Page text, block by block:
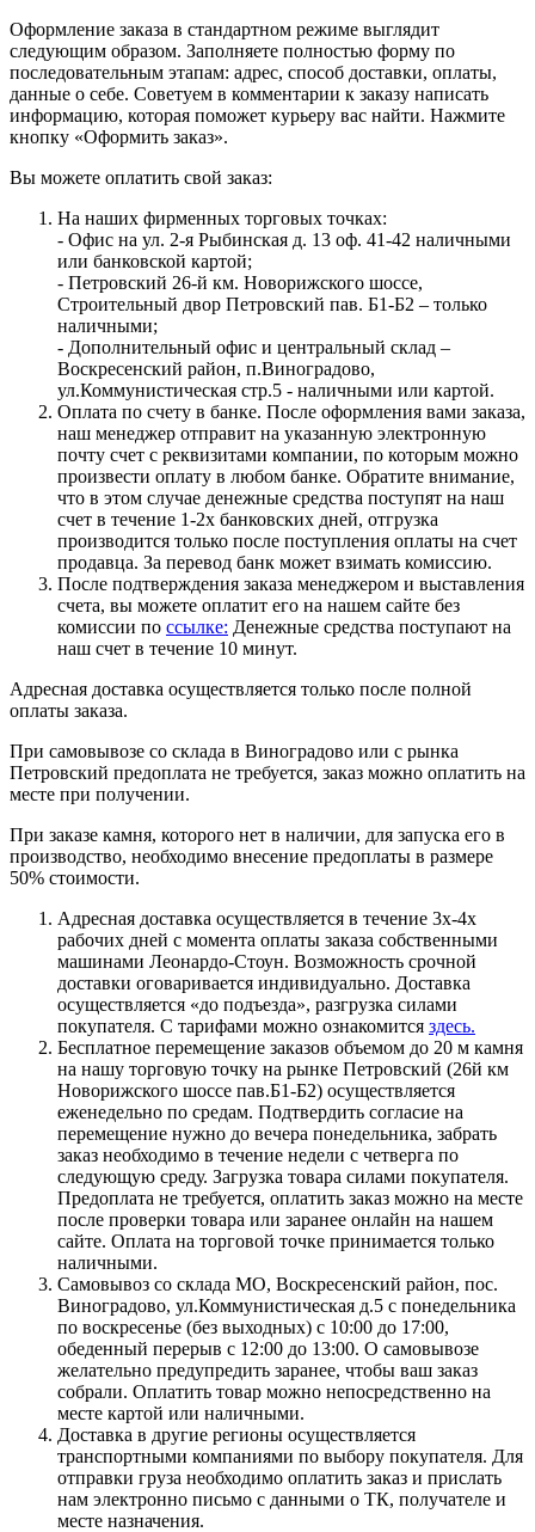
Оформление заказа в стандартном режиме выглядит
следующим образом. Заполняете полностью форму по
последовательным этапам: адрес, способ доставки, оплаты,
данные о себе. Советуем в комментарии к заказу написать
информацию, которая поможет курьеру вас найти. Нажмите
кнопку «Оформить заказ».
Вы можете оплатить свой заказ:
На наших фирменных торговых точках:
- Офис на ул. 2-я Рыбинская д. 13 оф. 41-42 наличными
или банковской картой;
- Петровский 26-й км. Новорижского шоссе,
Строительный двор Петровский пав. Б1-Б2 – только
наличными;
- Дополнительный офис и центральный склад –
Воскресенский район, п.Виноградово,
ул.Коммунистическая стр.5 - наличными или картой.
Оплата по счету в банке. После оформления вами заказа,
наш менеджер отправит на указанную электронную
почту счет с реквизитами компании, по которым можно
произвести оплату в любом банке. Обратите внимание,
что в этом случае денежные средства поступят на наш
счет в течение 1-2х банковских дней, отгрузка
производится только после поступления оплаты на счет
продавца. За перевод банк может взимать комиссию.
После подтверждения заказа менеджером и выставления
счета, вы можете оплатит его на нашем сайте без
комиссии по ссылке: Денежные средства поступают на
наш счет в течение 10 минут.
Адресная доставка осуществляется только после полной
оплаты заказа.
При самовывозе со склада в Виноградово или с рынка
Петровский предоплата не требуется, заказ можно оплатить на
месте при получении.
При заказе камня, которого нет в наличии, для запуска его в
производство, необходимо внесение предоплаты в размере
50% стоимости.
Адресная доставка осуществляется в течение 3х-4х
рабочих дней с момента оплаты заказа собственными
машинами Леонардо-Стоун. Возможность срочной
доставки оговаривается индивидуально. Доставка
осуществляется «до подъезда», разгрузка силами
покупателя. С тарифами можно ознакомится здесь.
Бесплатное перемещение заказов объемом до 20 м камня
на нашу торговую точку на рынке Петровский (26й км
Новорижского шоссе пав.Б1-Б2) осуществляется
еженедельно по средам. Подтвердить согласие на
перемещение нужно до вечера понедельника, забрать
заказ необходимо в течение недели с четверга по
следующую среду. Загрузка товара силами покупателя.
Предоплата не требуется, оплатить заказ можно на месте
после проверки товара или заранее онлайн на нашем
сайте. Оплата на торговой точке принимается только
наличными.
Самовывоз со склада МО, Воскресенский район, пос.
Виноградово, ул.Коммунистическая д.5 с понедельника
по воскресенье (без выходных) с 10:00 до 17:00,
обеденный перерыв с 12:00 до 13:00. О самовывозе
желательно предупредить заранее, чтобы ваш заказ
собрали. Оплатить товар можно непосредственно на
месте картой или наличными.
Доставка в другие регионы осуществляется
транспортными компаниями по выбору покупателя. Для
отправки груза необходимо оплатить заказ и прислать
нам электронно письмо с данными о ТК, получателе и
месте назначения.